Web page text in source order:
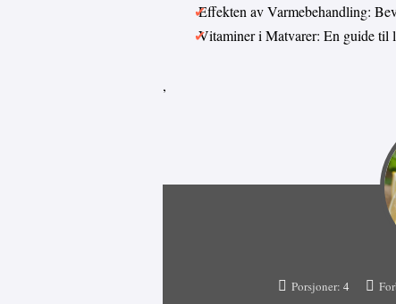
Effekten av Varmebehandling:
Vitaminer i Matvarer: En guide til
,
Porsjoner: 4